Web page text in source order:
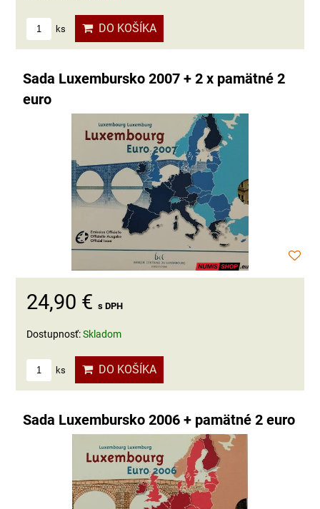
ks DO KOŠÍKA
Sada Luxembursko 2007 + 2 x pamätné 2
euro
24,90 € s DPH
Dostupnosť:Skladom
ks DO KOŠÍKA
Sada Luxembursko 2006 + pamätné 2 euro